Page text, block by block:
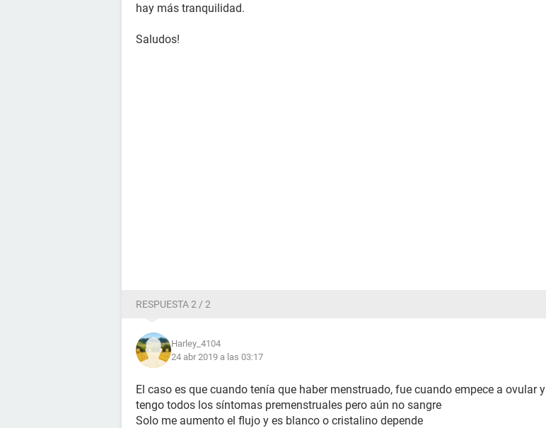
hay más tranquilidad.
Saludos!
RESPUESTA 2 / 2
Harley_4104
24 abr 2019 a las 03:17
El caso es que cuando tenía que haber menstruado, fue cuando empece a ovular y
tengo todos los síntomas premenstruales pero aún no sangre
Solo me aumento el flujo y es blanco o cristalino depende